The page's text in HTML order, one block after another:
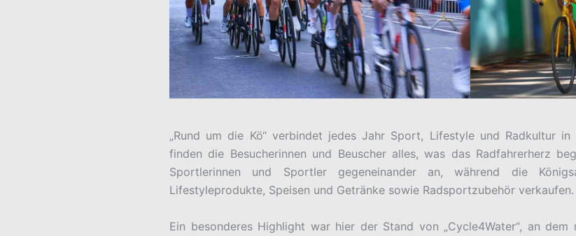
„Rund um die Kö“ verbindet jedes Jahr Sport, Lifestyle und Radkultur
finden die Besucherinnen und Beuscher alles, was das Radfahrerherz
Sportlerinnen und Sportler gegeneinander an, während die
Lifestyleprodukte, Speisen und Getränke sowie Radsportzubehör verkaufen.
Ein besonderes Highlight war hier der Stand von „Cycle4Water“, an